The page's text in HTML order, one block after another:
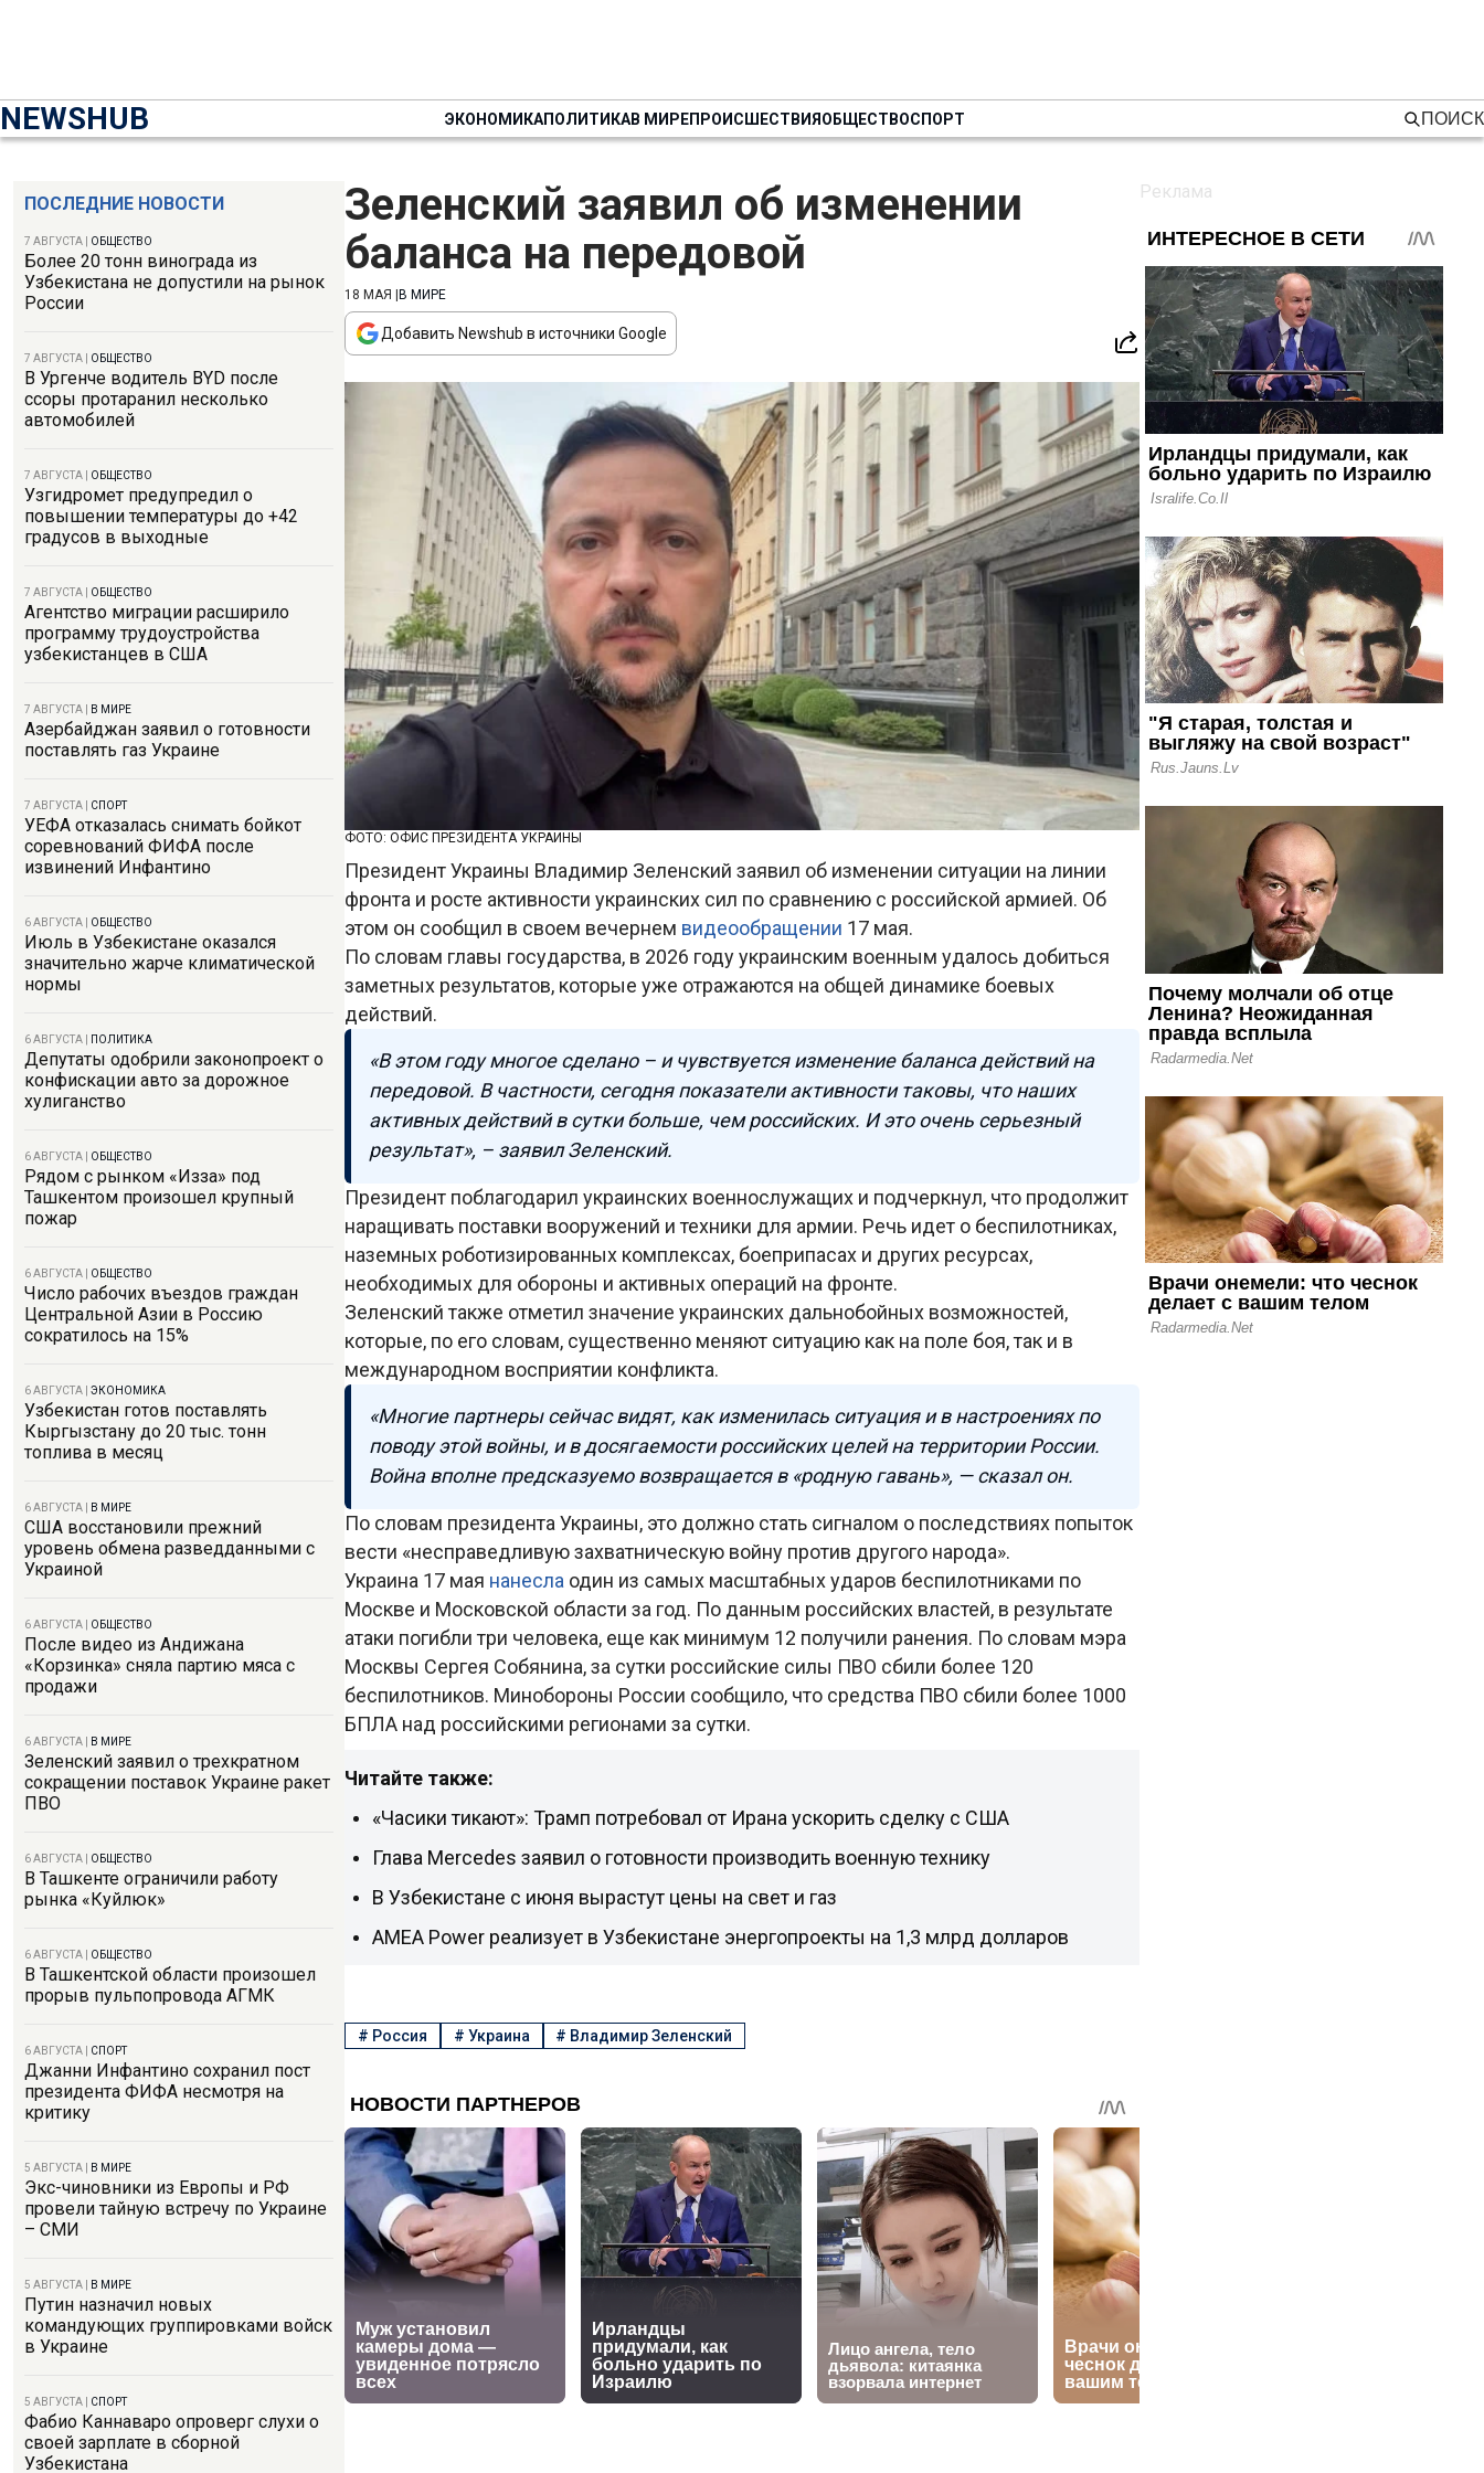
NEWSHUB ЭКОНОМИКАПОЛИТИКАВ МИРЕПРОИСШЕСТВИЯОБЩЕСТВОСПОРТ ПОИСК
ПОСЛЕДНИЕ НОВОСТИ
7 АВГУСТА ОБЩЕСТВО
Более 20 тонн винограда из
Узбекистана не допустили на рынок
России
7 АВГУСТА ОБЩЕСТВО
В Ургенче водитель BYD после
ссоры протаранил несколько
автомобилей
7 АВГУСТА ОБЩЕСТВО
Узгидромет предупредил о
повышении температуры до +42
градусов в выходные
7 АВГУСТА ОБЩЕСТВО
Агентство миграции расширило
программу трудоустройства
узбекистанцев в США
7 АВГУСТА В МИРЕ
Азербайджан заявил о готовности
поставлять газ Украине
7 АВГУСТА СПОРТ
УЕФА отказалась снимать бойкот
соревнований ФИФА после
извинений Инфантино
6 АВГУСТА ОБЩЕСТВО
Июль в Узбекистане оказался
значительно жарче климатической
нормы
6 АВГУСТА ПОЛИТИКА
Депутаты одобрили законопроект о
конфискации авто за дорожное
хулиганство
6 АВГУСТА ОБЩЕСТВО
Рядом с рынком «Изза» под
Ташкентом произошел крупный
пожар
6 АВГУСТА ОБЩЕСТВО
Число рабочих въездов граждан
Центральной Азии в Россию
сократилось на 15%
6 АВГУСТА ЭКОНОМИКА
Узбекистан готов поставлять
Кыргызстану до 20 тыс. тонн
топлива в месяц
6 АВГУСТА В МИРЕ
США восстановили прежний
уровень обмена разведданными с
Украиной
6 АВГУСТА ОБЩЕСТВО
После видео из Андижана
«Корзинка» сняла партию мяса с
продажи
6 АВГУСТА В МИРЕ
Зеленский заявил о трехкратном
сокращении поставок Украине ракет
ПВО
6 АВГУСТА ОБЩЕСТВО
В Ташкенте ограничили работу
рынка «Куйлюк»
6 АВГУСТА ОБЩЕСТВО
В Ташкентской области произошел
прорыв пульпопровода АГМК
6 АВГУСТА СПОРТ
Джанни Инфантино сохранил пост
президента ФИФА несмотря на
критику
5 АВГУСТА В МИРЕ
Экс-чиновники из Европы и РФ
провели тайную встречу по Украине
– СМИ
5 АВГУСТА В МИРЕ
Путин назначил новых
командующих группировками войск
в Украине
5 АВГУСТА СПОРТ
Фабио Каннаваро опроверг слухи о
своей зарплате в сборной
Узбекистана
Зеленский заявил об изменении
баланса на передовой
18 МАЯ В МИРЕ
Добавить Newshub в источники Google
ФОТО: ОФИС ПРЕЗИДЕНТА УКРАИНЫ
Президент Украины Владимир Зеленский заявил об изменении ситуации на линии
фронта и росте активности украинских сил по сравнению с российской армией. Об
этом он сообщил в своем вечернем видеообращении 17 мая.
По словам главы государства, в 2026 году украинским военным удалось добиться
заметных результатов, которые уже отражаются на общей динамике боевых
действий.
«В этом году многое сделано – и чувствуется изменение баланса действий на
передовой. В частности, сегодня показатели активности таковы, что наших
активных действий в сутки больше, чем российских. И это очень серьезный
результат», – заявил Зеленский.
Президент поблагодарил украинских военнослужащих и подчеркнул, что продолжит
наращивать поставки вооружений и техники для армии. Речь идет о беспилотниках,
наземных роботизированных комплексах, боеприпасах и других ресурсах,
необходимых для обороны и активных операций на фронте.
Зеленский также отметил значение украинских дальнобойных возможностей,
которые, по его словам, существенно меняют ситуацию как на поле боя, так и в
международном восприятии конфликта.
«Многие партнеры сейчас видят, как изменилась ситуация и в настроениях по
поводу этой войны, и в досягаемости российских целей на территории России.
Война вполне предсказуемо возвращается в «родную гавань», — сказал он.
По словам президента Украины, это должно стать сигналом о последствиях попыток
вести «несправедливую захватническую войну против другого народа».
Украина 17 мая нанесла один из самых масштабных ударов беспилотниками по
Москве и Московской области за год. По данным российских властей, в результате
атаки погибли три человека, еще как минимум 12 получили ранения. По словам мэра
Москвы Сергея Собянина, за сутки российские силы ПВО сбили более 120
беспилотников. Минобороны России сообщило, что средства ПВО сбили более 1000
БПЛА над российскими регионами за сутки.
Читайте также:
«Часики тикают»: Трамп потребовал от Ирана ускорить сделку с США
Глава Mercedes заявил о готовности производить военную технику
В Узбекистане с июня вырастут цены на свет и газ
AMEA Power реализует в Узбекистане энергопроекты на 1,3 млрд долларов
# Россия # Украина # Владимир Зеленский